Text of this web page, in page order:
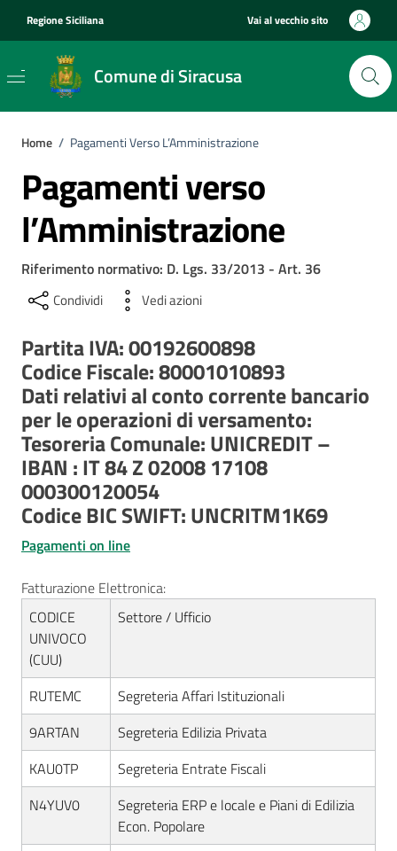
Regione Siciliana Vai al vecchio sito
Comune di Siracusa
Home / Pagamenti Verso L’Amministrazione
Pagamenti verso
l’Amministrazione
Riferimento normativo: D. Lgs. 33/2013 - Art. 36
Condividi Vedi azioni
Partita IVA: 00192600898
Codice Fiscale: 80001010893
Dati relativi al conto corrente bancario
per le operazioni di versamento:
Tesoreria Comunale: UNICREDIT –
IBAN : IT 84 Z 02008 17108
000300120054
Codice BIC SWIFT: UNCRITM1K69
Pagamenti on line
Fatturazione Elettronica:
CODICE
UNIVOCO
(CUU)
Settore / Ufficio
RUTEMC
Segreteria Affari Istituzionali
9ARTAN
Segreteria Edilizia Privata
KAU0TP
Segreteria Entrate Fiscali
N4YUV0
Segreteria ERP e locale e Piani di Edilizia
Econ. Popolare